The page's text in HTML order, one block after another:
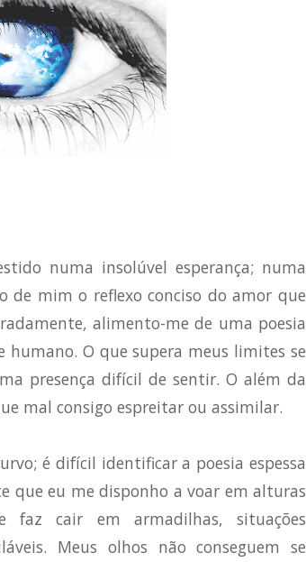
numa insolúvel esperança; numa
de mim o reflexo conciso do amor que
alimento-me de uma poesia
O que supera meus limites se
presença difícil de sentir. O além da
mal consigo espreitar ou assimilar.
é difícil identificar a poesia espessa
que eu me disponho a voar em alturas
faz cair em armadilhas, situações
Meus olhos não conseguem se